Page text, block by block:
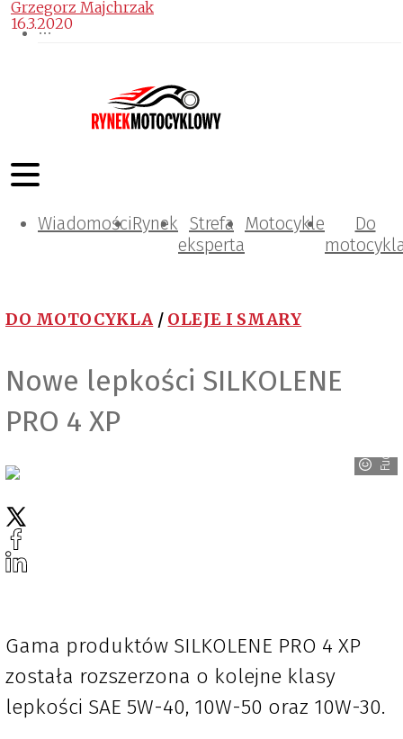
WiadomościRynek Strefa
eksperta
Motocykle
Do
DO MOTOCYKLA / OLEJE I SMARY
Nowe lepkości SILKOLENE
PRO 4 XP
Fuchs
Grzegorz Majchrzak
16.3.2020
Gama produktów SILKOLENE PRO 4 XP
została rozszerzona o kolejne klasy
lepkości SAE 5W-40, 10W-50 oraz 10W-30.